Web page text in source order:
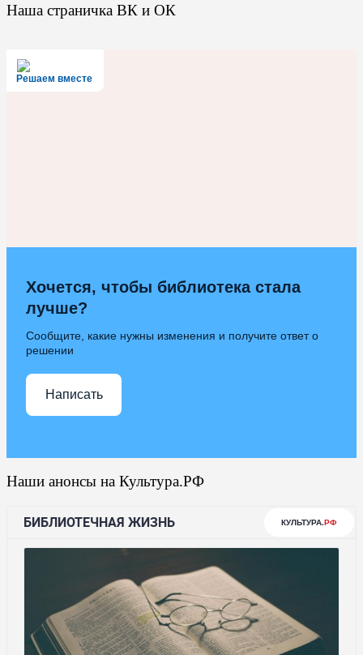
Наша страничка ВК и ОК
Решаем вместе
Хочется, чтобы библиотека стала
лучше?
Сообщите, какие нужны изменения и получите ответ о
решении
Написать
Наши анонсы на Культура.РФ